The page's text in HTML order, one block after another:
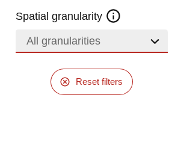
Spatial granularity
All granularities
Reset filters